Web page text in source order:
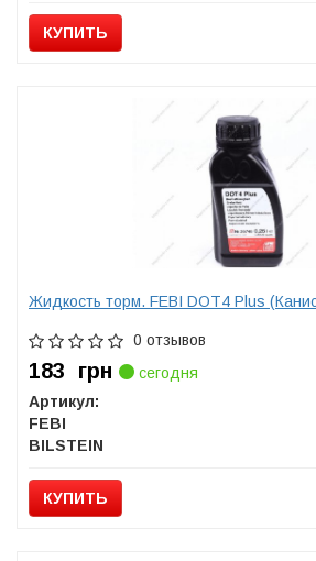
КУПИТЬ
Жидкость торм. FEBI DOT4 Plus
0 отзывов
183 грн
сегодня
Артикул:
FEBI
BILSTEIN
КУПИТЬ